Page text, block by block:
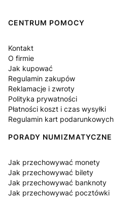
Linki w stopce
CENTRUM POMOCY
Kontakt
O firmie
Jak kupować
Regulamin zakupów
Reklamacje i zwroty
Polityka prywatności
Płatności koszt i czas wysyłki
Regulamin kart podarunkowych
PORADY NUMIZMATYCZNE
Jak przechowywać monety
Jak przechowywać bilety
Jak przechowywać banknoty
Jak przechowywać pocztówki